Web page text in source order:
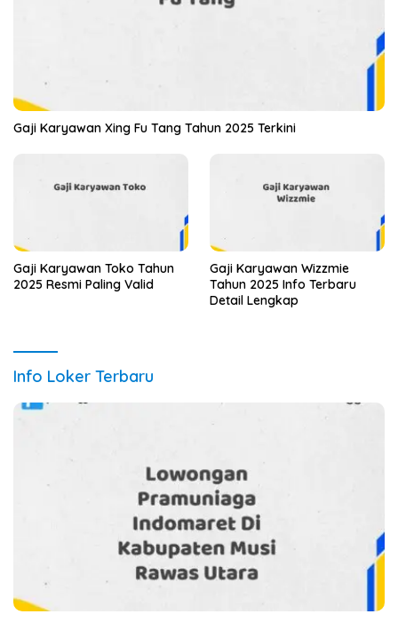
Gaji Karyawan Xing Fu Tang Tahun 2025 Terkini
Gaji Karyawan Toko Tahun
2025 Resmi Paling Valid
Gaji Karyawan Wizzmie
Tahun 2025 Info Terbaru
Detail Lengkap
Info Loker Terbaru